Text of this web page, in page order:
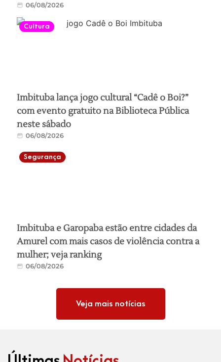
06/08/2026
Cultura
Imbituba lança jogo cultural “Cadê o Boi?”
com evento gratuito na Biblioteca Pública
neste sábado
06/08/2026
Segurança
Imbituba e Garopaba estão entre cidades da
Amurel com mais casos de violência contra a
mulher; veja ranking
06/08/2026
Veja mais notícias